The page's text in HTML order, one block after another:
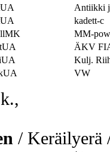
Antiikki
kadett-c
MM-
ÄKV
Kulj.
VW
/ Keräilyerä